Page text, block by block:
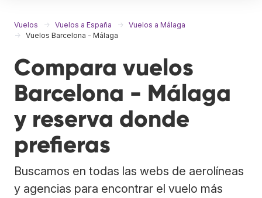
Vuelos Vuelos a España
Vuelos a Málaga
Vuelos Barcelona - Málaga
Compara vuelos
Barcelona - Málaga
y reserva donde
prefieras
Buscamos en todas las webs de aerolíneas
y agencias para encontrar el vuelo más